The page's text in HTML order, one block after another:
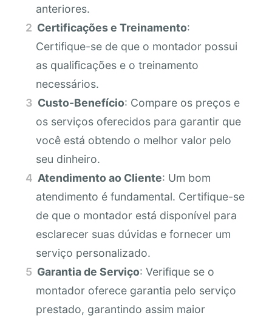
anteriores.
Certificações e Treinamento:
Certifique-se de que o montador possui
as qualificações e o treinamento
necessários.
Custo-Benefício: Compare os preços e
os serviços oferecidos para garantir que
você está obtendo o melhor valor pelo
seu dinheiro.
Atendimento ao Cliente: Um bom
atendimento é fundamental. Certifique-se
de que o montador está disponível para
esclarecer suas dúvidas e fornecer um
serviço personalizado.
Garantia de Serviço: Verifique se o
montador oferece garantia pelo serviço
prestado, garantindo assim maior